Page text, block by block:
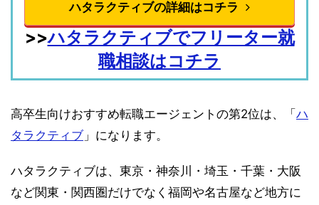
ハタラクティブの詳細はコチラ
>>ハタラクティブでフリーター就
職相談はコチラ
高卒生向けおすすめ転職エージェントの第2位は、「ハ
タラクティブ」になります。
ハタラクティブは、東京・神奈川・埼玉・千葉・大阪
など関東・関西圏だけでなく福岡や名古屋など地方に